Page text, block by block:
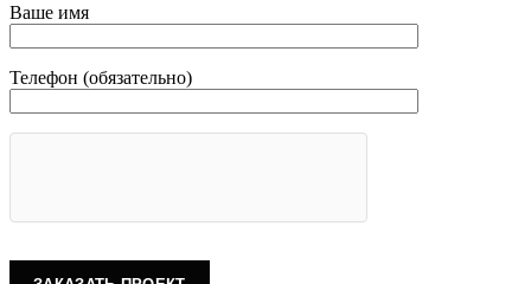
Ваше имя
Телефон (обязательно)